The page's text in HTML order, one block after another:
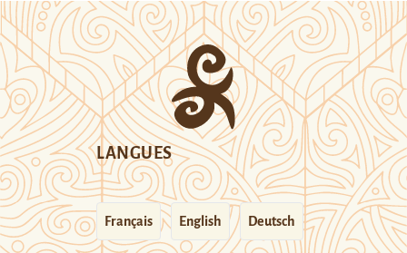
LANGUES
Français English Deutsch